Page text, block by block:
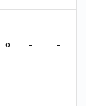
0 - -